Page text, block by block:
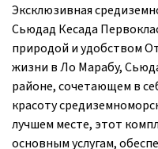
Эксклюзивная
Сьюдад Кесада
природой и удобством
жизни в Ло Марабу,
районе, сочетающем в
красоту
лучшем месте, этот
основным услугам,